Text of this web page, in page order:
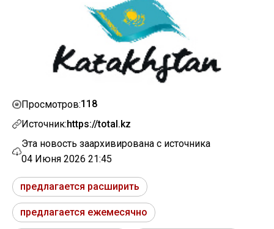
Просмотров:118
Источник:https://total.kz
Эта новость заархивирована с источника
04 Июня 2026 21:45
предлагается расширить
предлагается ежемесячно